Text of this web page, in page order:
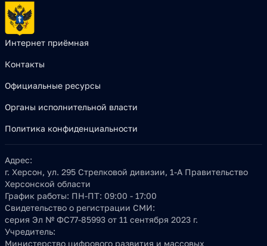
Интернет приёмная
Контакты
Официальные ресурсы
Органы исполнительной власти
Политика конфиденциальности
Адрес:
г. Херсон, ул. 295 Стрелковой дивизии, 1-А Правительство
Херсонской области
График работы: ПН-ПТ: 09:00 - 17:00
Свидетельство о регистрации СМИ:
серия Эл № ФС77-85993 от 11 сентября 2023 г.
Учредитель:
Министерство цифрового развития и массовых